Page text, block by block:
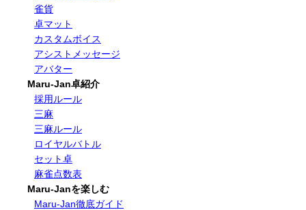
雀貨
卓マット
カスタムボイス
アシストメッセージ
アバター
Maru-Jan卓紹介
採用ルール
三麻
三麻ルール
ロイヤルバトル
セット卓
麻雀点数表
Maru-Janを楽しむ
Maru-Jan徹底ガイド